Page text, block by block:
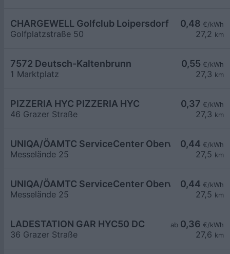
0,48 €/kWh
27,2 km
CHARGEWELL Golfclub Loipersdorf
Golfplatzstraße 50
0,55 €/kWh
27,3 km
7572 Deutsch-Kaltenbrunn
1 Marktplatz
0,37 €/kWh
27,3 km
PIZZERIA HYC PIZZERIA HYC
46 Grazer Straße
0,44 €/kWh
27,5 km
UNIQA/ÖAMTC ServiceCenter Oberwart - 1
Messelände 25
0,44 €/kWh
27,5 km
UNIQA/ÖAMTC ServiceCenter Oberwart - 2
Messelände 25
ab 0,36 €/kWh
27,6 km
LADESTATION GAR HYC50 DC
36 Grazer Straße